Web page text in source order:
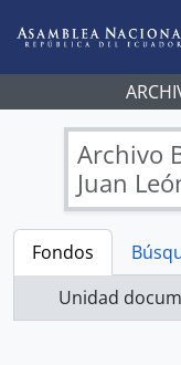
Archivo
Juan
Fondos
Unidad